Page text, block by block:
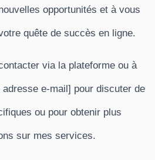
opportunités et à vous
quête de succès en ligne.
via la plateforme ou à
adresse e-mail] pour discuter de
ou pour obtenir plus
sur mes services.